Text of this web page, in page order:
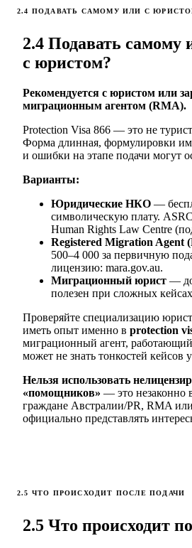
2.4 ПОДАВАТЬ САМОМУ ИЛИ С
2.4 Подавать самому
с юристом?
Рекомендуется с юристом или
миграционным агентом (RMA).
Protection Visa 866 — это не
Форма длинная, формулировки
и ошибки на этапе подачи могут
Варианты:
Юридические НКО —
символическую плату.
Human Rights Law Centre
Registered Migration Agent
500–4 000 за первичную
лицензию: mara.gov.au.
Миграционный юрист —
полезен при сложных
Проверяйте специализацию
иметь опыт именно в protection
миграционный агент,
может не знать тонкостей кейсов
Нельзя использовать
«помощников» — это незаконно
граждане Австралии/PR, RMA
официально представлять
2.5 ЧТО ПРОИСХОДИТ ПОСЛЕ ПОДАЧИ
2.5 Что происходит